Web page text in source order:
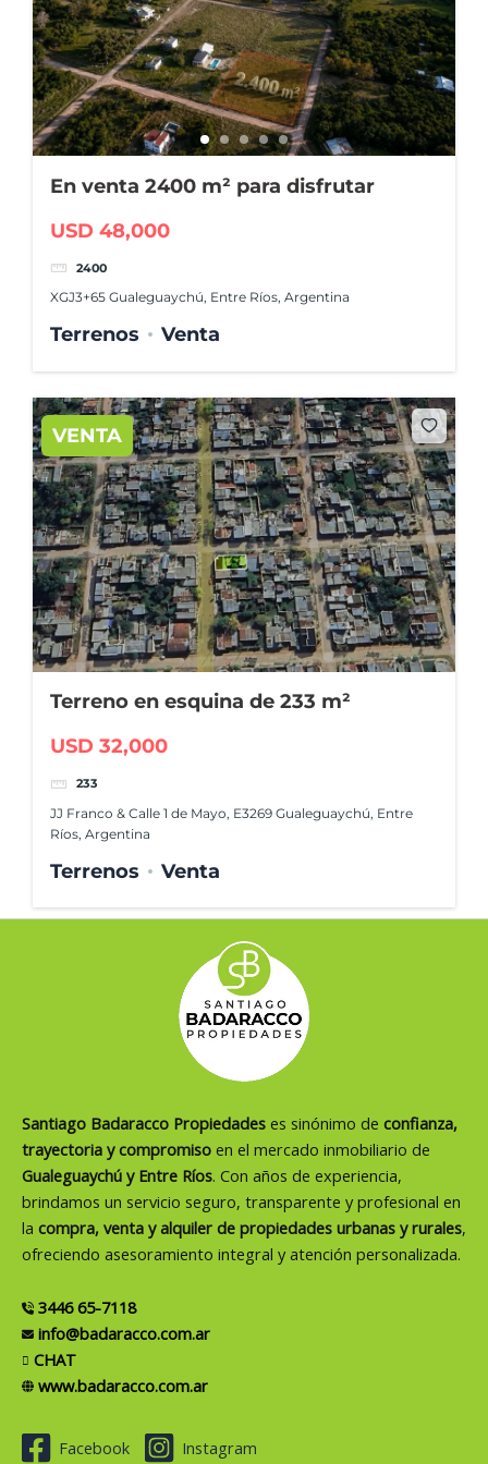
En venta 2400 m² para disfrutar
USD 48,000
2400
XGJ3+65 Gualeguaychú, Entre Ríos, Argentina
Terrenos Venta
VENTA
Terreno en esquina de 233 m²
USD 32,000
233
JJ Franco & Calle 1 de Mayo, E3269 Gualeguaychú, Entre
Ríos, Argentina
Terrenos Venta
Santiago Badaracco Propiedades es sinónimo de confianza,
trayectoria y compromiso en el mercado inmobiliario de
Gualeguaychú y Entre Ríos. Con años de experiencia,
brindamos un servicio seguro, transparente y profesional en
la compra, venta y alquiler de propiedades urbanas y rurales,
ofreciendo asesoramiento integral y atención personalizada.
3446 65-7118
info@badaracco.com.ar
CHAT
www.badaracco.com.ar
Facebook Instagram